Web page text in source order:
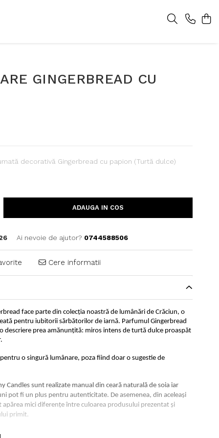
GINGERBREAD CU
decorativă Gingerbread cu papion (Turtă dulce)
ADAUGA IN COS
Ai nevoie de ajutor? 0744588506
Cere informatii
face parte din colecția noastră de lumânări de Crăciun, o
pentru iubitorii sărbătorilor de iarnă. Parfumul Gingerbread
descriere prea amănunțită: miros intens de turtă dulce proaspăt
o singură lumânare, poza fiind doar o sugestie de
Candles sunt realizate manual din ceară naturală de soia iar
pot fi un plus pentru autenticitate. De asemenea, din aceleași
apărea mici diferențe între culoarea produsului prezentat și
primit.